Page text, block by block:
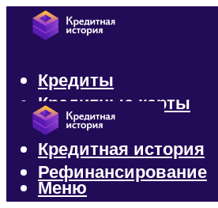
Кредиты
Кредитные карты
Микрозаймы
Кредитная история
Рефинансирование
Меню